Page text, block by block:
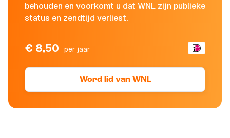
behouden en voorkomt u dat WNL zijn publieke
status en zendtijd verliest.
€ 8,50 per jaar
Word lid van WNL